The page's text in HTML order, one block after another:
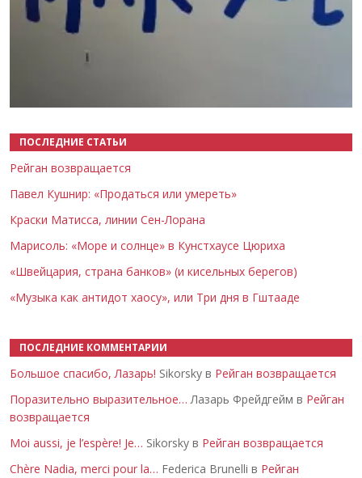
ПОСЛЕДНИЕ СТАТЬИ
Рейган возвращается
Павел Кушнир: «Продаться или умереть»
Краски Матисса, линии Сен-Лорана
Марисоль: «Море и солнце» в Кунстхаусе Цюриха
«Швейцария, страна банков» (и кисельных берегов)
«Музыка как антидот хаосу», или Три дня в Гштааде
ПОСЛЕДНИЕ КОММЕНТАРИИ
Большое спасибо, Лазарь! Sikorsky в Рейган возвращается
Поразительно выразительное… Лазарь Фрейдгейм в Рейган
возвращается
Moi aussi, je l’espère! Je… Sikorsky в Рейган возвращается
Chère Nadia, merci pour la… Federica Brunelli в Рейган